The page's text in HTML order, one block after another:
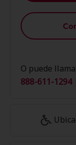
O puede
888-611-1294